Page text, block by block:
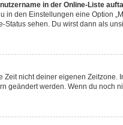
in der Online-Liste
in den Einstellungen eine Option
Status sehen. Du wirst dann als
nicht deiner eigenen Zeitzone.
geändert werden. Wenn du noch